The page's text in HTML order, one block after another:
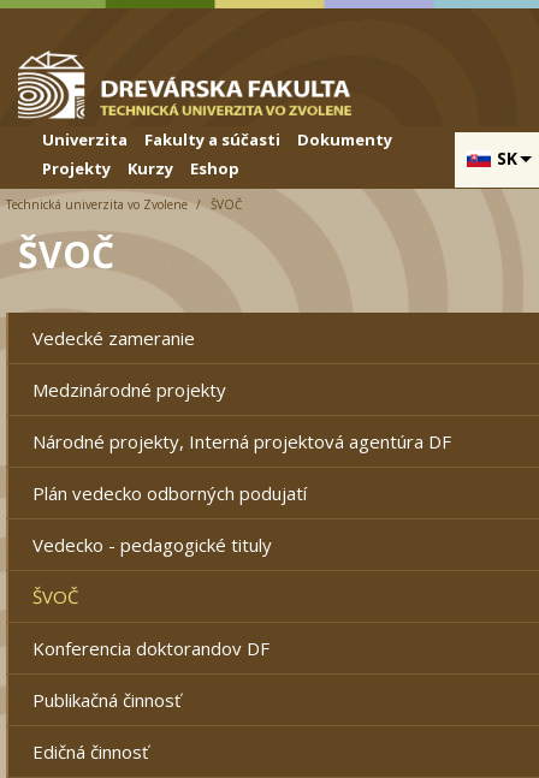
Skip to cookies
Skip to navigation
Skočiť na hlavný obsah
SK
Univerzita Fakulty a súčasti
Dokumenty
Projekty
Kurzy Eshop
Technická univerzita vo Zvolene ŠVOČ
ŠVOČ
Vedecké zameranie
Medzinárodné projekty
Národné projekty, Interná projektová agentúra DF
Plán vedecko odborných podujatí
Vedecko - pedagogické tituly
ŠVOČ
Konferencia doktorandov DF
Publikačná činnosť
Edičná činnosť